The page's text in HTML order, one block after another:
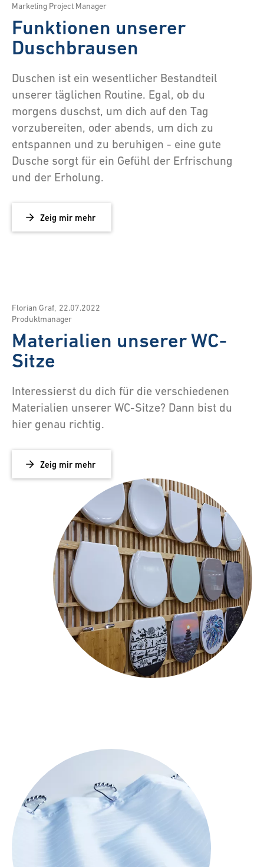
Marketing Project Manager
Funktionen unserer
Duschbrausen
Duschen ist ein wesentlicher Bestandteil
unserer täglichen Routine. Egal, ob du
morgens duschst, um dich auf den Tag
vorzubereiten, oder abends, um dich zu
entspannen und zu beruhigen - eine gute
Dusche sorgt für ein Gefühl der Erfrischung
und der Erholung.
Zeig mir mehr
Florian Graf 22.07.2022
Produktmanager
Materialien unserer WC-
Sitze
Interessierst du dich für die verschiedenen
Materialien unserer WC-Sitze? Dann bist du
hier genau richtig.
Zeig mir mehr